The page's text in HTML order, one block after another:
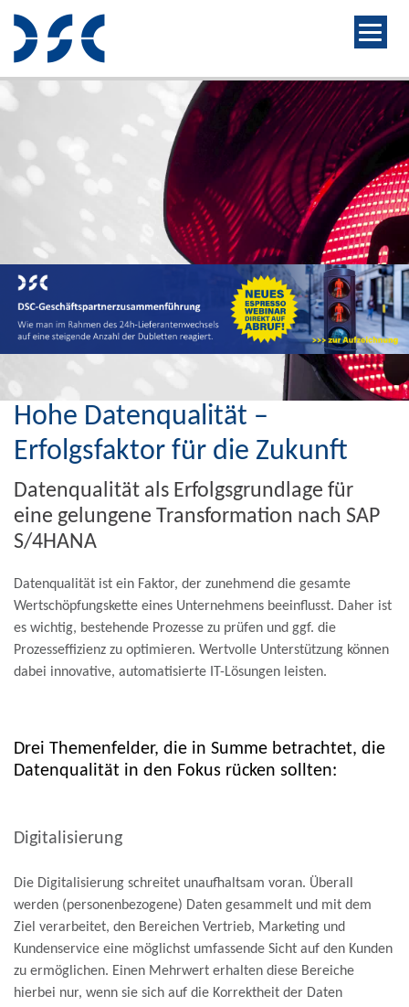
Hohe Datenqualität –
Erfolgsfaktor für die Zukunft
Datenqualität als Erfolgsgrundlage für
eine gelungene Transformation nach SAP
S/4HANA
Datenqualität ist ein Faktor, der zunehmend die gesamte
Wertschöpfungskette eines Unternehmens beeinflusst. Daher ist
es wichtig, bestehende Prozesse zu prüfen und ggf. die
Prozesseffizienz zu optimieren. Wertvolle Unterstützung können
dabei innovative, automatisierte IT-Lösungen leisten.
Drei Themenfelder, die in Summe betrachtet, die
Datenqualität in den Fokus rücken sollten:
Digitalisierung
Die Digitalisierung schreitet unaufhaltsam voran. Überall
werden (personenbezogene) Daten gesammelt und mit dem
Ziel verarbeitet, den Bereichen Vertrieb, Marketing und
Kundenservice eine möglichst umfassende Sicht auf den Kunden
zu ermöglichen. Einen Mehrwert erhalten diese Bereiche
hierbei nur, wenn sie sich auf die Korrektheit der Daten